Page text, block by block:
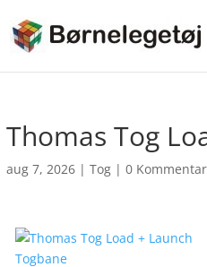
Thomas Tog
aug 7, 2026 |Tog |0